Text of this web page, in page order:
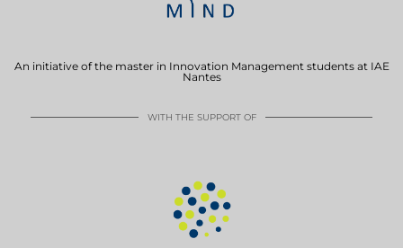
An initiative of the master in Innovation Management students at IAE
Nantes
WITH THE SUPPORT OF